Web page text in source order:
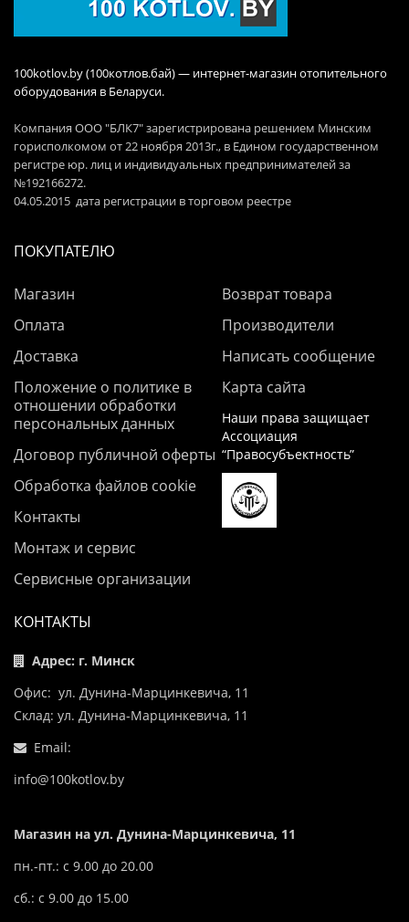
100kotlov.by (100котлов.бай) — интернет-магазин отопительного
оборудования в Беларуси.
Компания ООО "БЛК7" зарегистрирована решением Минским
горисполкомом от 22 ноября 2013г., в Едином государственном
регистре юр. лиц и индивидуальных предпринимателей за
№192166272.
04.05.2015 дата регистрации в торговом реестре
ПОКУПАТЕЛЮ
Магазин
Оплата
Доставка
Положение о политике в
отношении обработки
персональных данных
Договор публичной оферты
Обработка файлов cookie
Контакты
Монтаж и сервис
Сервисные организации
Возврат товара
Производители
Написать сообщение
Карта сайта
Наши права защищает
Ассоциация
“Правосубъектность”
КОНТАКТЫ
Адрес: г. Минск
Офис: ул. Дунина-Марцинкевича, 11
Склад: ул. Дунина-Марцинкевича, 11
Email:
info@100kotlov.by
Магазин на ул. Дунина-Марцинкевича, 11
пн.-пт.: с 9.00 до 20.00
сб.: с 9.00 до 15.00